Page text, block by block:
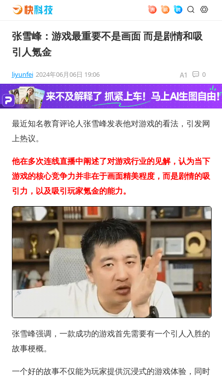
张雪峰：游戏最重要不是画面 而是剧情和吸
引人氪金
liyunfei 2024年06月06日 19:06 0
最近知名教育评论人张雪峰发表他对游戏的看法，引发网
上热议。
他在多次连线直播中阐述了对游戏行业的见解，认为当下
游戏的核心竞争力并非在于画面精美程度，而是剧情的吸
引力，以及吸引玩家氪金的能力。
张雪峰强调，一款成功的游戏首先需要有一个引人入胜的
故事梗概。
一个好的故事不仅能为玩家提供沉浸式的游戏体验，同时